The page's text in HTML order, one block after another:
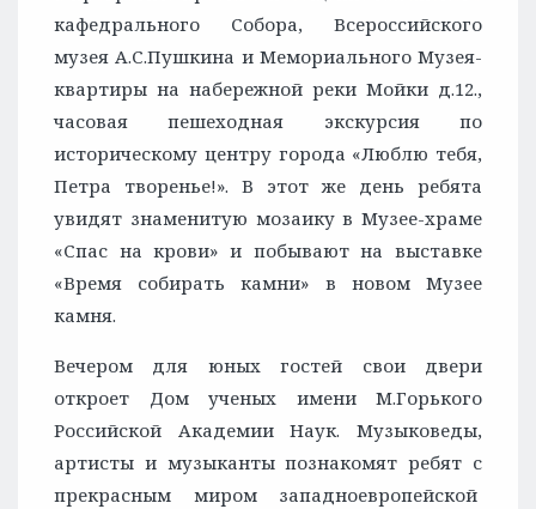
кафедрального Собора, Всероссийского
музея А.С.Пушкина и Мемориального Музея-
квартиры на набережной реки Мойки д.12.,
часовая пешеходная экскурсия по
историческому центру города «Люблю тебя,
Петра творенье!». В этот же день ребята
увидят знаменитую мозаику в Музее-храме
«Спас на крови» и побывают на выставке
«Время собирать камни» в новом Музее
камня.
Вечером для юных гостей свои двери
откроет Дом ученых имени М.Горького
Российской Академии Наук. Музыковеды,
артисты и музыканты познакомят ребят с
прекрасным миром западноевропейской